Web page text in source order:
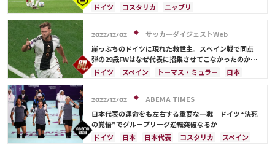
ドイツ
コスタリカ
ニャブリ
トーマス・ミュラー
マヌエル・ノイアー
2022/12/02
サッカーダイジェストWeb
崖っぷちのドイツに現れた救世主。スペイン戦で同点
弾の29歳FWはなぜ代表に招集させてこなかったのか
【W杯】
ドイツ スペイン トーマス・ミュラー
日本
ロベルト・レバンドフスキ
2022/12/02
ABEMA TIMES
日本代表の運命をも左右する重要な一戦 ドイツ“決死
の覚悟”でグループリーグ逆転突破なるか
ドイツ
日本 日本代表 コスタリカ
スペイン